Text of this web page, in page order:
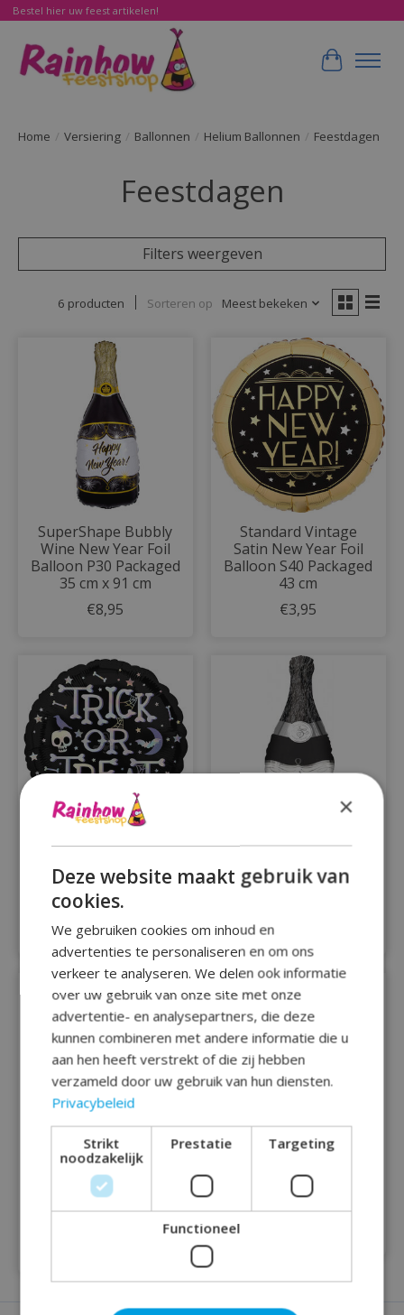
Bestel hier uw feest artikelen!
Home / Versiering / Ballonnen / Helium Ballonnen / Feestdagen
Feestdagen
Filters weergeven
6 producten Sorteren op Meest bekeken
SuperShape Bubbly
Wine New Year Foil
Balloon P30 Packaged
35 cm x 91 cm
€8,95
Standard Vintage
Satin New Year Foil
Balloon S40 Packaged
43 cm
€3,95
Standard Holographic
Iridescent Trick Or
Treat Foil Balloon S55
Packaged 45 cm
€4,95
SuperShape "Bubbly
Wine Bottle Black" Foil
Balloon, P30, packed,
Junior Shape Cheers
Rosé Foil Balloon S50
Packaged 25 cm x 66
cm
Wine Bottle Foil
Balloon P30 packed
×
Deze website maakt gebruik van
cookies.
We gebruiken cookies om inhoud en
advertenties te personaliseren en om ons
verkeer te analyseren. We delen ook informatie
over uw gebruik van onze site met onze
advertentie- en analysepartners, die deze
kunnen combineren met andere informatie die u
aan hen heeft verstrekt of die zij hebben
verzameld door uw gebruik van hun diensten.
Privacybeleid
Strikt
noodzakelijk
Prestatie Targeting
Functioneel